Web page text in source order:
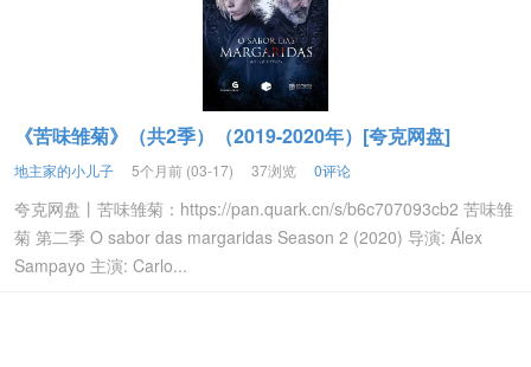
《苦味雏菊》（共2季）（2019-2020年）[夸克网盘]
地主家的小儿子 5个月前 (03-17) 37浏览 0评论
夸克网盘丨苦味雏菊：https://pan.quark.cn/s/b6c707093cb2 苦味雏
菊 第二季 O sabor das margaridas Season 2 (2020) 导演: Álex
Sampayo 主演: Carlo...